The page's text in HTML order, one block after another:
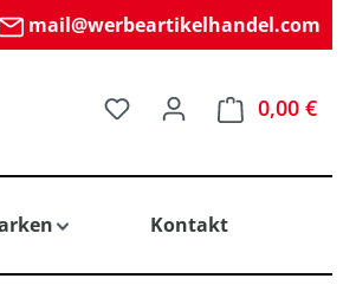
mail@werbeartikelhandel.com
Du hast 0 Produkte auf
0,00 €
Kontakt